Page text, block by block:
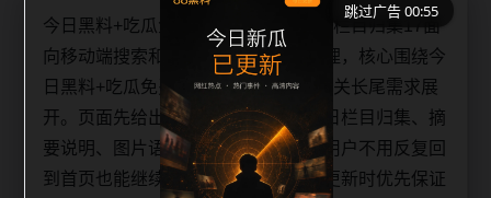
今日黑料+吃瓜免费合集黑料合集今日栏目归集17面
向移动端搜索和站内连续阅读场景整理，核心围绕今
日黑料+吃瓜免费合集、黑料合集和相关长尾需求展
开。页面先给出清晰主题，再补充今日栏目归集、摘
要说明、图片语义和可点击入口，让用户不用反复回
到首页也能继续浏览同类内容。每日更新时优先保证
跳过广告 00:55